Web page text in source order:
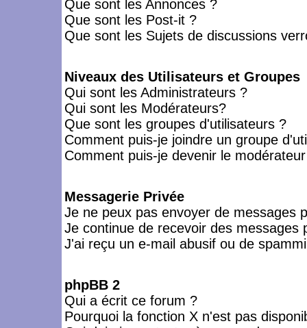
Que sont les Annonces ?
Que sont les Post-it ?
Que sont les Sujets de discussions
Niveaux des Utilisateurs et Groupes
Qui sont les Administrateurs ?
Qui sont les Modérateurs?
Que sont les groupes d'utilisateurs ?
Comment puis-je joindre un groupe
Comment puis-je devenir le
Messagerie Privée
Je ne peux pas envoyer de messages
Je continue de recevoir des messages
J'ai reçu un e-mail abusif ou de
phpBB 2
Qui a écrit ce forum ?
Pourquoi la fonction X n'est pas